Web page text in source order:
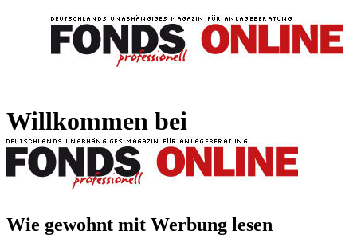
Willkommen bei
Wie gewohnt mit Werbung lesen